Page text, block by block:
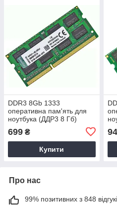
DDR3 8Gb 1333
оперативна пам'ять для
ноутбука (ДДР3 8 Гб)
SoDIMM 1.5v PC3-10600
1333Мгц KVR1333S9/8G
699 ₴
Купити
Про нас
99% позитивних з 848